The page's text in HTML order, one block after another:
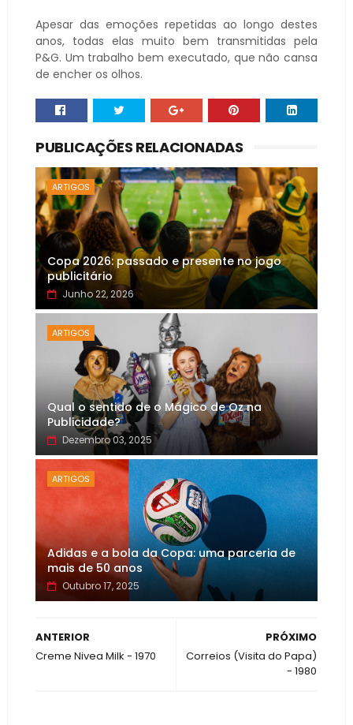
Apesar das emoções repetidas ao longo destes
anos, todas elas muito bem transmitidas pela
P&G. Um trabalho bem executado, que não cansa
de encher os olhos.
PUBLICAÇÕES RELACIONADAS
ARTIGOS
Copa 2026: passado e presente no jogo
publicitário
Junho 22, 2026
ARTIGOS
Qual o sentido de o Mágico de Oz na
Publicidade?
Dezembro 03, 2025
ARTIGOS
Adidas e a bola da Copa: uma parceria de
mais de 50 anos
Outubro 17, 2025
PRÓXIMO
Correios (Visita do Papa)
- 1980
ANTERIOR
Creme Nivea Milk - 1970